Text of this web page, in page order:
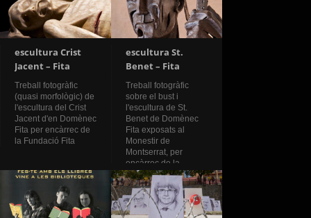
escultura Crist
Jacent – Fita
Treball fotogràfic
(quasi morfològic) de
l'escultura del Crist
Jacent d'en Domènec
Fita per encàrrec de
la Fundació Fita
escultura St.
Benet – Fita
Treball fotogràfic
sobre el bust i
l'escultura de St.
Benet de Domènec
Fita exposats al
Monestir de
Montserrat, per
encàrrec de la
Fundació Fita